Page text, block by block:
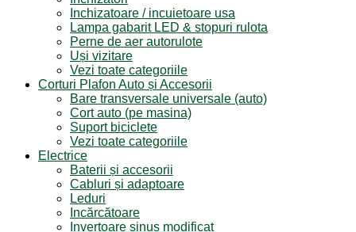
Inchizatoare / incuietoare usa
Lampa gabarit LED & stopuri rulota
Perne de aer autorulote
Uși vizitare
Vezi toate categoriile
Corturi Plafon Auto și Accesorii
Bare transversale universale (auto)
Cort auto (pe masina)
Suport biciclete
Vezi toate categoriile
Electrice
Baterii și accesorii
Cabluri și adaptoare
Leduri
Incărcătoare
Invertoare sinus modificat